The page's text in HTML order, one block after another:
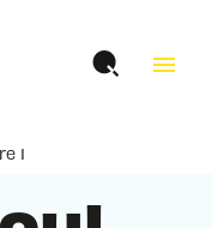
menu
1